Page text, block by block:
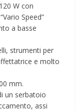
W con
Speed”
a basse
strumenti per
e molto
mm.
un serbatoio
assi